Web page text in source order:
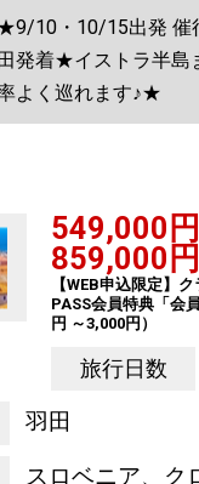
★9/10・10/15出発
発着★イストラ半島
よく巡れます♪★
549,000
859,000円
【WEB申込限定】
PASS会員特典「会
円 ～3,000円）
旅行日数
羽田
スロベニア、ク